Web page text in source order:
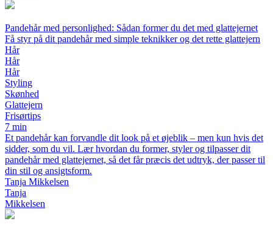
Pandehår med personlighed: Sådan former du det med glattejernet
Få styr på dit pandehår med simple teknikker og det rette glattejern
Hår
Hår
Hår
Styling
Skønhed
Glattejern
Frisørtips
7 min
Et pandehår kan forvandle dit look på et øjeblik – men kun hvis det
sidder, som du vil. Lær hvordan du former, styler og tilpasser dit
pandehår med glattejernet, så det får præcis det udtryk, der passer til
din stil og ansigtsform.
Tanja Mikkelsen
Tanja
Mikkelsen